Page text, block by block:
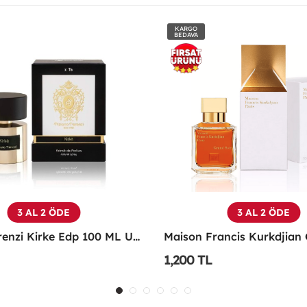
3 AL 2 ÖDE
Maison Francis Kurkdjian Grand Soir 70 Ml EDP Parfüm - MFKGS
KARGO
BEDAVA
ÖN
SİPARİŞTİR
YENİ
3 AL 2 ÖDE
1,300 TL